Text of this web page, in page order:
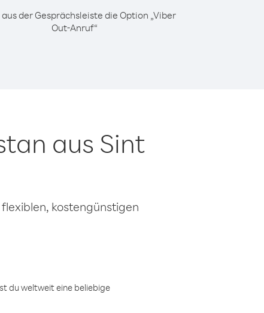
der Gesprächsleiste die Option „Viber
Out-Anruf“
aus Sint
kostengünstigen
du weltweit eine beliebige